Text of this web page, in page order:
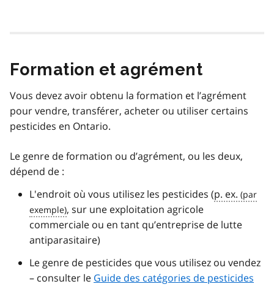
Formation et agrément
Vous devez avoir obtenu la formation et l’agrément
pour vendre, transférer, acheter ou utiliser certains
pesticides en Ontario.
Le genre de formation ou d’agrément, ou les deux,
dépend de :
L'endroit où vous utilisez les pesticides (p. ex.
, sur une exploitation agricole
commerciale ou en tant qu’entreprise de lutte
antiparasitaire)
Le genre de pesticides que vous utilisez ou vendez
– consulter le Guide des catégories de pesticides